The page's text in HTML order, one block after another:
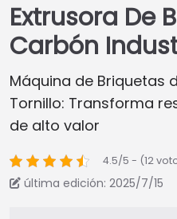
Extrusora De
Carbón
Máquina de Briquetas
Tornillo: Transforma
de alto valor
4.5/5 - (12
última edición: 2025/7/15